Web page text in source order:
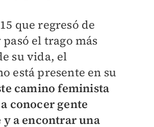
que regresó de
el trago más
su vida, el
está presente en su
camino feminista
conocer gente
a encontrar una